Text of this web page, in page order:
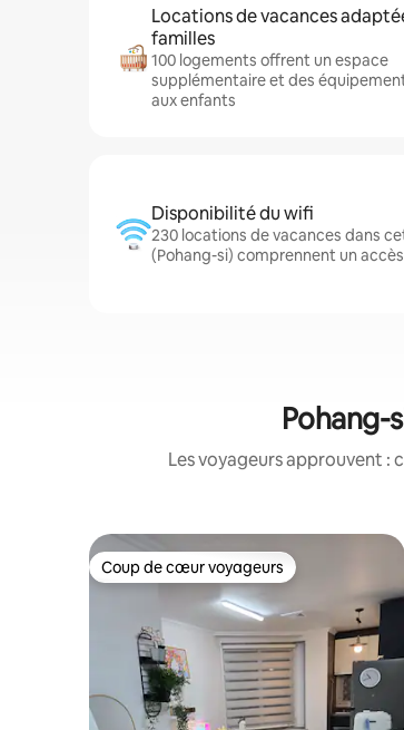
Locations de vacances
familles
100 logements offrent un espace
supplémentaire et des
aux enfants
Disponibilité du wifi
230 locations de vacances dans
(Pohang-si) comprennent un
Pohang-
Les voyageurs approuvent :
Coup de cœur voyageurs
Coup de cœur voyageurs